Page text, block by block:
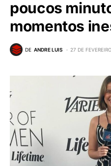
poucos
momentos
DE ANDRE LUIS 27 DE